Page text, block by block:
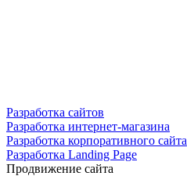
Разработка сайтов
Разработка интернет-магазина
Разработка корпоративного сайта
Разработка Landing Page
Продвижение сайта